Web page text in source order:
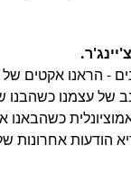
- הראנו אקטים של
של עצמנו
הודעות אחרונות